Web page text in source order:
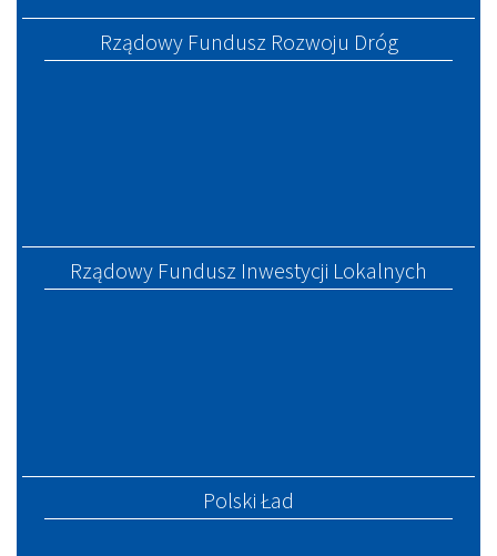
Rządowy Fundusz Rozwoju Dróg
Rządowy Fundusz Inwestycji Lokalnych
Polski Ład